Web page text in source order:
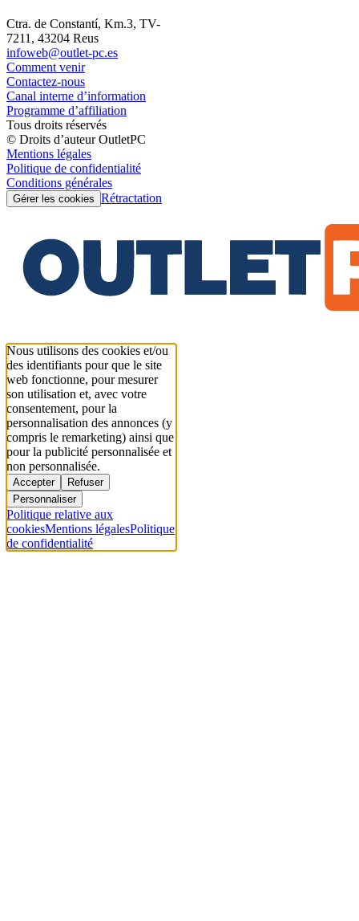
Ctra. de Constantí, Km.3, TV-
7211, 43204 Reus
infoweb@outlet-pc.es
Comment venir
Contactez-nous
Canal interne d’information
Programme d’affiliation
Tous droits réservés
© Droits d’auteur OutletPC
Mentions légales
Politique de confidentialité
Conditions générales
Gérer les cookies Rétractation
Nous utilisons des cookies et/ou
des identifiants pour que le site
web fonctionne, pour mesurer
son utilisation et, avec votre
consentement, pour la
personnalisation des annonces (y
compris le remarketing) ainsi que
pour la publicité personnalisée et
non personnalisée.
Accepter
Refuser
Personnaliser
Politique relative aux
cookiesMentions légalesPolitique
de confidentialité